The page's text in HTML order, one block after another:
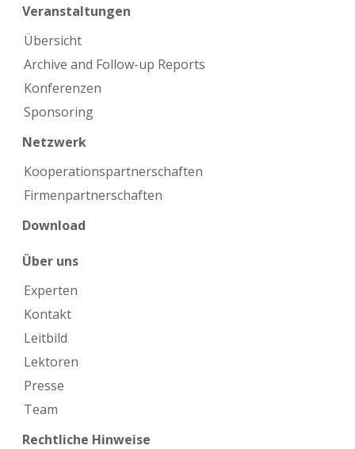
Veranstaltungen
Übersicht
Archive and Follow-up Reports
Konferenzen
Sponsoring
Netzwerk
Kooperations­partnerschaften
Firmen­partnerschaften
Download
Über uns
Experten
Kontakt
Leitbild
Lektoren
Presse
Team
Rechtliche Hinweise